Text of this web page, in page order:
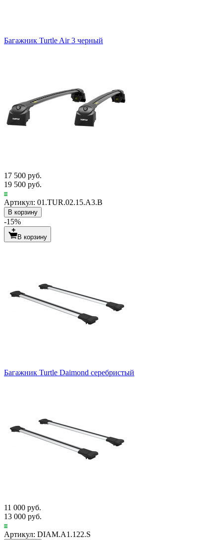
Багажник Turtle Air 3 черный
17 500 руб.
19 500 руб.
Артикул: 01.TUR.02.15.A3.B
В корзину
-15%
В корзину
Багажник Turtle Daimond серебристый
11 000 руб.
13 000 руб.
Артикул: DIAM.A1.122.S